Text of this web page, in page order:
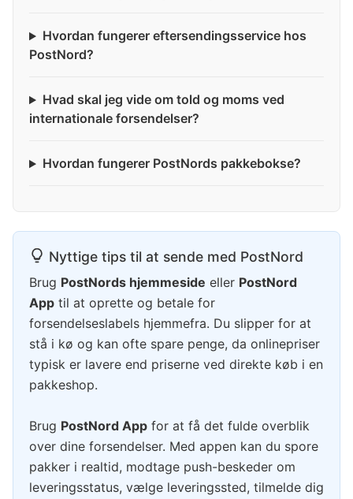
Hvordan fungerer eftersendingsservice hos
PostNord?
Hvad skal jeg vide om told og moms ved
internationale forsendelser?
Hvordan fungerer PostNords pakkebokse?
Nyttige tips til at sende med PostNord
Brug PostNords hjemmeside eller PostNord
App til at oprette og betale for
forsendelseslabels hjemmefra. Du slipper for at
stå i kø og kan ofte spare penge, da onlinepriser
typisk er lavere end priserne ved direkte køb i en
pakkeshop.
Brug PostNord App for at få det fulde overblik
over dine forsendelser. Med appen kan du spore
pakker i realtid, modtage push-beskeder om
leveringsstatus, vælge leveringssted, tilmelde dig